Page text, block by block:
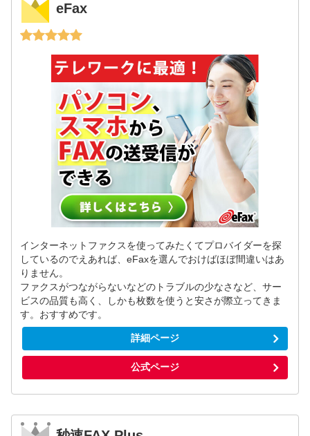
eFax
インターネットファクスを使ってみたくてプロバイダーを探
しているのでえあれば、eFaxを選んでおけばほぼ間違いはあ
りません。
ファクスがつながらないなどのトラブルの少なさなど、サー
ビスの品質も高く、しかも枚数を使うと安さが際立ってきま
す。おすすめです。
詳細ページ
公式ページ